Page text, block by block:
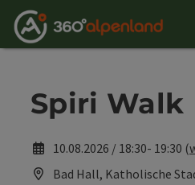
Zum Inhalt
Zur Navigation
Zum Seitenanfang
Zur Kontaktseite
Zur Suche
Zum Impressum
Zu den Hinweisen zur
Zur Startseite
Spiri Walk
10.08.2026 / 18:30- 19:30 (
Bad Hall, Katholische